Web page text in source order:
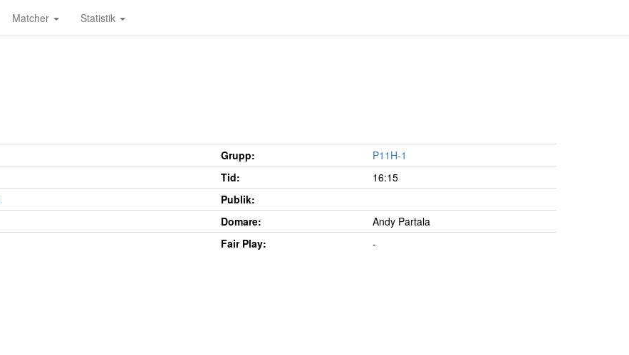
Matcher Statistik
Grupp:
P11H-1
Tid:
16:15
Publik:
Domare:
Andy Partala
Fair Play: -